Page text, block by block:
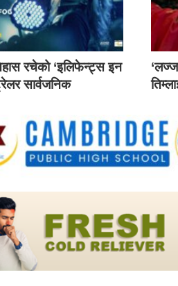
रचेको ‘इलिफेन्ट्स इन
सार्वजनिक